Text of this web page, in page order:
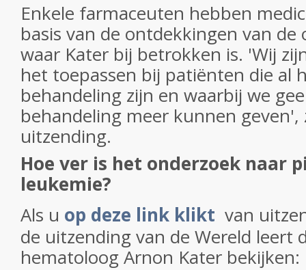
Enkele farmaceuten hebben
basis van de ontdekkingen van de
waar Kater bij betrokken is. 'Wij
het toepassen bij patiënten die al
behandeling zijn en waarbij we
behandeling meer kunnen geven',
uitzending.
Hoe ver is het onderzoek naar
leukemie?
Als u op deze link klikt van
de uitzending van de Wereld leert
hematoloog Arnon Kater bekijken: